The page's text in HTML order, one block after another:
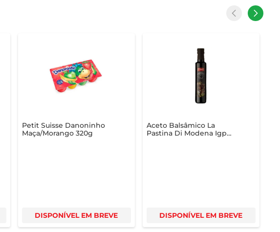
Petit Suisse Danoninho
Maça/Morango 320g
DISPONÍVEL EM BREVE
Aceto Balsâmico La
Pastina Di Modena Igp
DISPONÍVEL EM BREVE